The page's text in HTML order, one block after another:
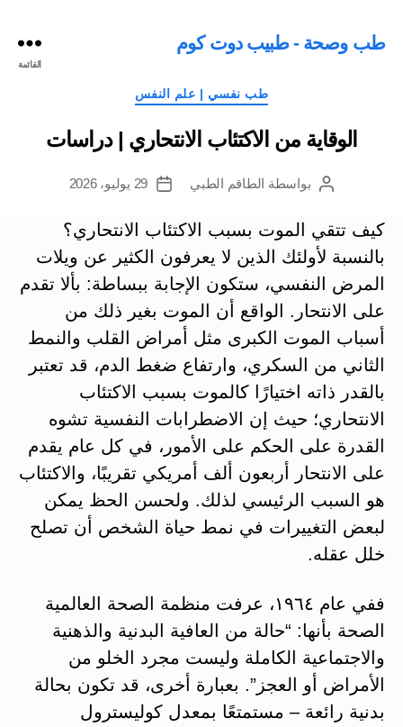
طب وصحة - طبيب دوت كوم
القائمة
التصنيفات
طب نفسي | علم النفس
الوقاية من الاكتئاب الانتحاري | دراسات
كاتببواسطة الطاقم الطبي
تاريخ
29 يوليو، 2026
كيف تتقي الموت بسبب الاكتئاب الانتحاري؟
بالنسبة لأولئك الذين لا يعرفون الكثير عن ويلات
المرض النفسي، ستكون الإجابة ببساطة: بألا تقدم
على الانتحار. الواقع أن الموت بغير ذلك من
أسباب الموت الكبرى مثل أمراض القلب والنمط
الثاني من السكري، وارتفاع ضغط الدم، قد تعتبر
بالقدر ذاته اختيارًا كالموت بسبب الاكتئاب
الانتحاري؛ حيث إن الاضطرابات النفسية تشوه
القدرة على الحكم على الأمور، في كل عام يقدم
على الانتحار أربعون ألف أمريكي تقريبًا، والاكتئاب
هو السبب الرئيسي لذلك. ولحسن الحظ يمكن
لبعض التغييرات في نمط حياة الشخص أن تصلح
خلل عقله.
ففي عام ١٩٦٤، عرفت منظمة الصحة العالمية
الصحة بأنها: “حالة من العافية البدنية والذهنية
والاجتماعية الكاملة وليست مجرد الخلو من
الأمراض أو العجز”. بعبارة أخرى، قد تكون بحالة
بدنية رائعة – مستمتعًا بمعدل كوليسترول